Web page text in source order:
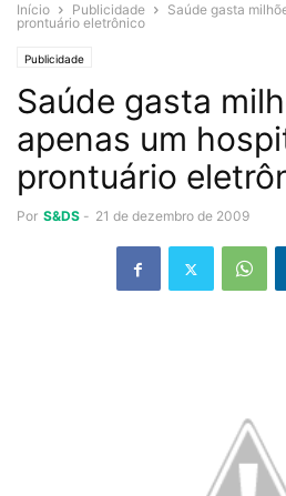
Início Publicidade
Saúde gasta
prontuário eletrônico
Publicidade
Saúde gasta
apenas um
prontuário
Por S&DS - 21 de dezembro de 2009